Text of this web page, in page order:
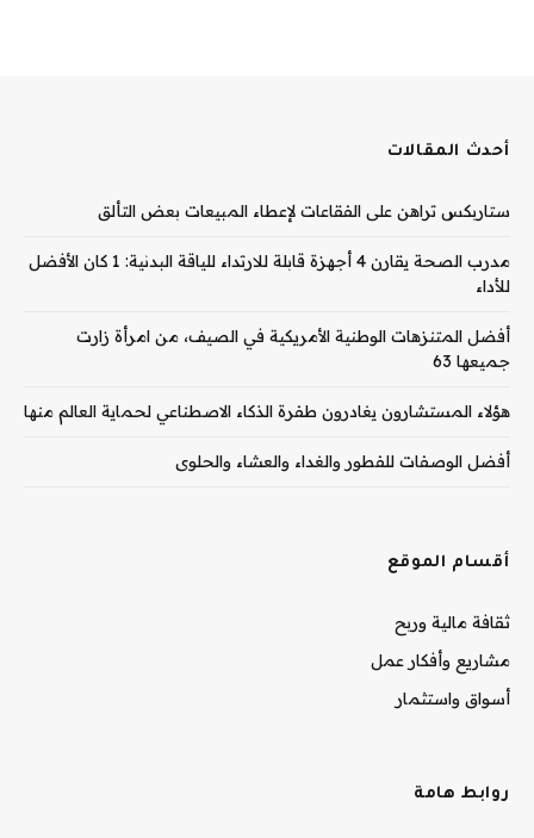
أحدث المقالات
ستاربكس تراهن على الفقاعات لإعطاء المبيعات بعض التألق
مدرب الصحة يقارن 4 أجهزة قابلة للارتداء للياقة البدنية: 1 كان الأفضل
للأداء
أفضل المتنزهات الوطنية الأمريكية في الصيف، من امرأة زارت
جميعها 63
هؤلاء المستشارون يغادرون طفرة الذكاء الاصطناعي لحماية العالم منها
أفضل الوصفات للفطور والغداء والعشاء والحلوى
أقسام الموقع
ثقافة مالية وربح
مشاريع وأفكار عمل
أسواق واستثمار
روابط هامة